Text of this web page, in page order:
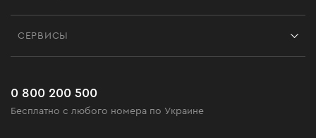
Черная пятница
Часто задаваемые вопросы
СЕРВИСЫ
0 800 200 500
Бесплатно с любого номера по Украине